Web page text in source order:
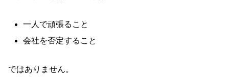
一人で頑張ること
会社を否定すること
ではありません。